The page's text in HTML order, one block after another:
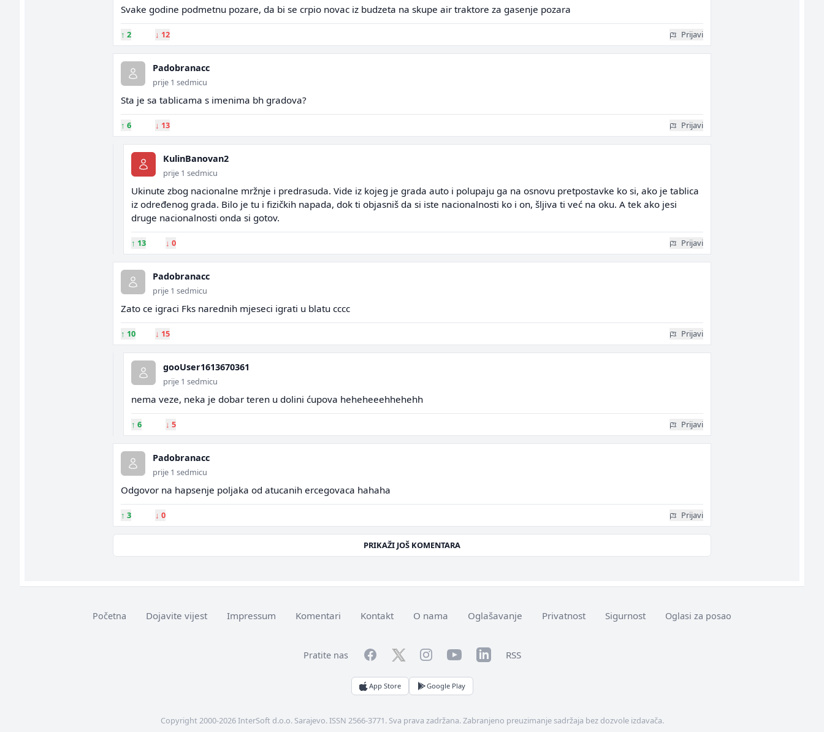
Svake godine podmetnu pozare, da bi se crpio novac iz budzeta na skupe air traktore za gasenje pozara
↑ 2 ↓ 12 Prijavi
Padobranacc
prije 1 sedmicu
Sta je sa tablicama s imenima bh gradova?
↑ 6 ↓ 13 Prijavi
KulinBanovan2
prije 1 sedmicu
Ukinute zbog nacionalne mržnje i predrasuda. Vide iz kojeg je grada auto i polupaju ga na osnovu pretpostavke ko si, ako je tablica
iz određenog grada. Bilo je tu i fizičkih napada, dok ti objasniš da si iste nacionalnosti ko i on, šljiva ti već na oku. A tek ako jesi
druge nacionalnosti onda si gotov.
↑ 13 ↓ 0 Prijavi
Padobranacc
prije 1 sedmicu
Zato ce igraci Fks narednih mjeseci igrati u blatu cccc
↑ 10 ↓ 15 Prijavi
gooUser1613670361
prije 1 sedmicu
nema veze, neka je dobar teren u dolini ćupova heheheeehhehehh
↑ 6 ↓ 5 Prijavi
Padobranacc
prije 1 sedmicu
Odgovor na hapsenje poljaka od atucanih ercegovaca hahaha
↑ 3 ↓ 0 Prijavi
PRIKAŽI JOŠ KOMENTARA
Početna Dojavite vijest Impressum Komentari Kontakt O nama Oglašavanje Privatnost Sigurnost Oglasi za posao
Pratite nas FacebookTwitterInstagramYouTubeLinkedInRSS
App Store Google Play
Copyright 2000-2026 InterSoft d.o.o. Sarajevo. ISSN 2566-3771. Sva prava zadržana. Zabranjeno preuzimanje sadržaja bez dozvole izdavača.